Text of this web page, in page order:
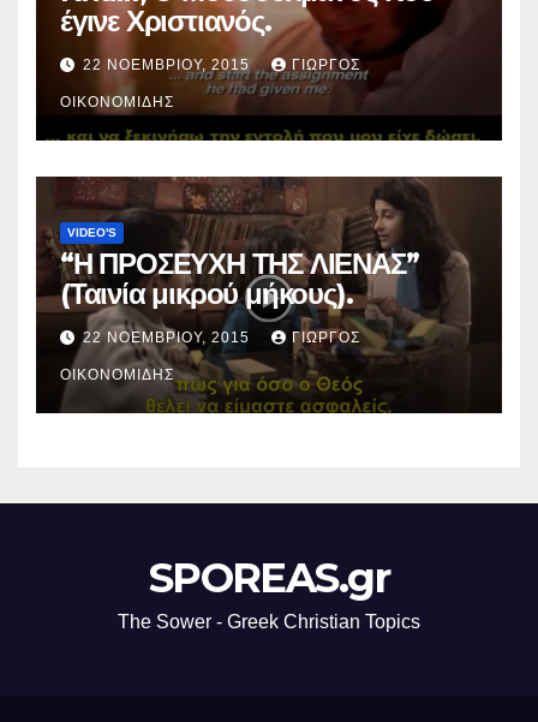
έγινε Χριστιανός.
22 ΝΟΕΜΒΡΊΟΥ, 2015 ΓΙΏΡΓΟΣ
ΟΙΚΟΝΟΜΊΔΗΣ
VIDEO'S
“Η ΠΡΟΣΕΥΧΗ ΤΗΣ ΛΙΕΝΑΣ”
(Ταινία μικρού μήκους).
22 ΝΟΕΜΒΡΊΟΥ, 2015 ΓΙΏΡΓΟΣ
ΟΙΚΟΝΟΜΊΔΗΣ
SPOREAS.gr
The Sower - Greek Christian Topics